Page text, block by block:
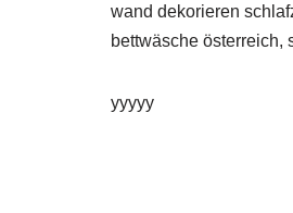
wand dekorieren
bettwäsche österreich,
yyyyy